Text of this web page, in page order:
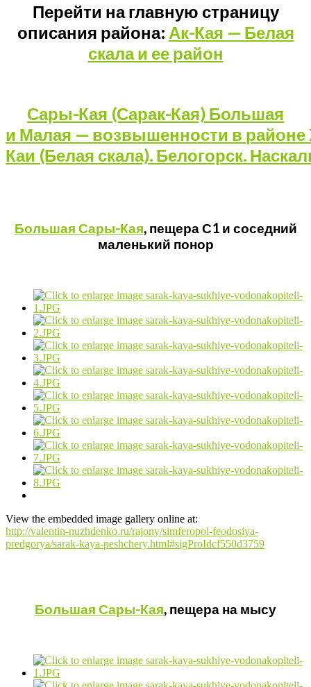
Перейти на главную страницу
описания района: Ак-Кая — Белая
скала и ее район
Сары-Кая (Сарак-Кая) Большая
и Малая — возвышенности в районе
Каи (Белая скала). Белогорск.
Большая Сары-Кая, пещера С1 и соседний
маленький понор
View the embedded image gallery online at:
http://valentin-nuzhdenko.ru/rajony/simferopol-feodosiya-
predgorya/sarak-kaya-peshchery.html#sigProIdcf550d3759
Большая Сары-Кая, пещера на мысу